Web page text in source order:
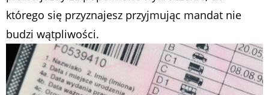
którego się przyznajesz przyjmując mandat nie
budzi wątpliwości.